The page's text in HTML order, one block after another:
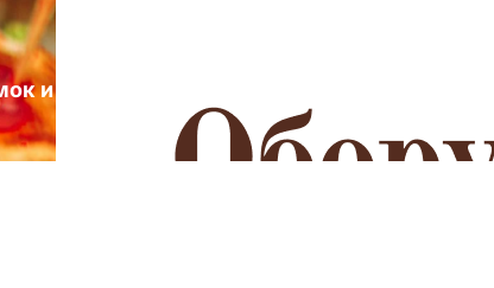
и посуды для выездных мероприятий